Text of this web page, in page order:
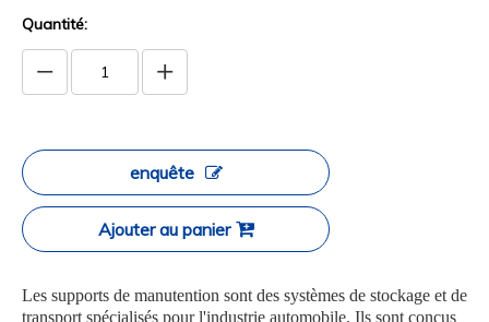
Quantité:
enquête
Ajouter au panier
Les supports de manutention sont des systèmes de stockage et de
transport spécialisés pour l'industrie automobile. Ils sont conçus